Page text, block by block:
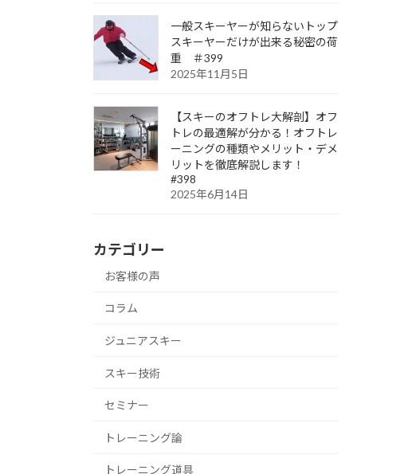
一般スキーヤーが知らないトップ
スキーヤーだけが出来る秘密の荷
重 ＃399
2025年11月5日
【スキーのオフトレ大解剖】オフ
トレの最適解が分かる！オフトレ
ーニングの種類やメリット・デメ
リットを徹底解説します！
#398
2025年6月14日
カテゴリー
お客様の声
コラム
ジュニアスキー
スキー技術
セミナー
トレーニング論
トレーニング道具